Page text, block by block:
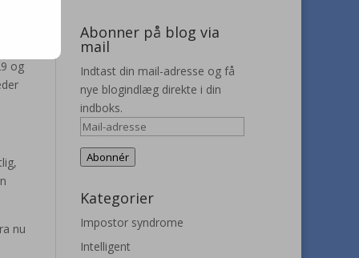
og
nu
Abonner på blog via
mail
Indtast din mail-adresse og få
nye blogindlæg direkte i din
indboks.
Mail-
Abonnér
Kategorier
Impostor syndrome
Intelligent